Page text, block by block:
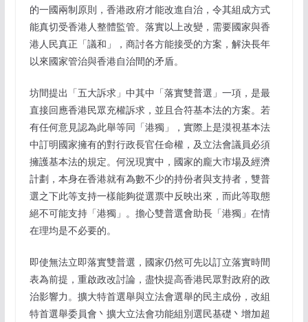
的一國兩制原則，香港政府才能改進自治，令其組成方式
能真切受香港人整體監管。落實以上改變，需要國家與香
港人民真正「議和」，商討各方能接受的方案，解決長年
以來國家管治與香港自治間的矛盾。
坊間提出「五大訴求」中其中「落實雙普選」一項，是最
直接回應香港民眾充權訴求，並且合符基本法的方案。若
有任何意見認為此舉等同「港獨」，實際上是漠視基本法
中訂明國家擁有的對行政長官任命權，及立法會議員必須
擁護基本法的規定。何況現實中，國家的龐大市場及經濟
計劃，本身在香港就有為數不少的持份者與支持者，雙普
選之下此等支持一樣能夠從選票中反映出來，而此等取態
絕不可能支持「港獨」。擔心雙普選會助長「港獨」在情
在理均是不必要的。
即使無法立即落實雙普選，國家仍然可先以訂立落實時間
表為前提，重啟政改討論，盡快提高香港民眾對政府的政
治影響力。擴大特首選舉與立法會選舉的民主成份，改組
特首選舉委員會丶擴大立法會功能組別選民基礎丶增加超